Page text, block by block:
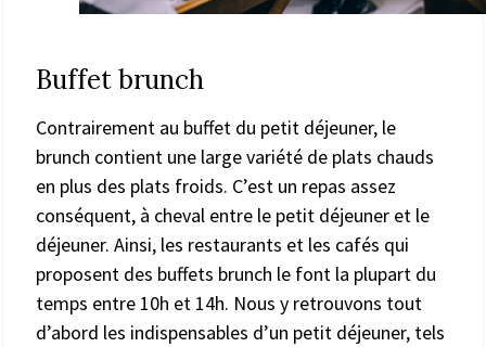
Buffet brunch
Contrairement au buffet du petit déjeuner, le
brunch contient une large variété de plats chauds
en plus des plats froids. C’est un repas assez
conséquent, à cheval entre le petit déjeuner et le
déjeuner. Ainsi, les restaurants et les cafés qui
proposent des buffets brunch le font la plupart du
temps entre 10h et 14h. Nous y retrouvons tout
d’abord les indispensables d’un petit déjeuner, tels